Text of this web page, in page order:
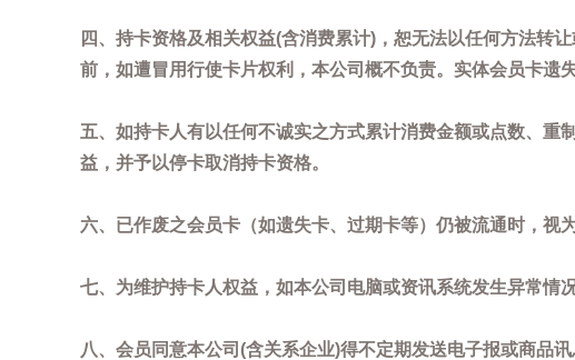
四、持卡资格及相关权益(含消费累计)，恕无法以任何方法转
前，如遭冒用行使卡片权利，本公司概不负责。实体会员卡遗
五、如持卡人有以任何不诚实之方式累计消费金额或点数、
益，并予以停卡取消持卡资格。
六、已作废之会员卡（如遗失卡、过期卡等）仍被流通时，视
七、为维护持卡人权益，如本公司电脑或资讯系统发生异常情
八、会员同意本公司(含关系企业)得不定期发送电子报或商品